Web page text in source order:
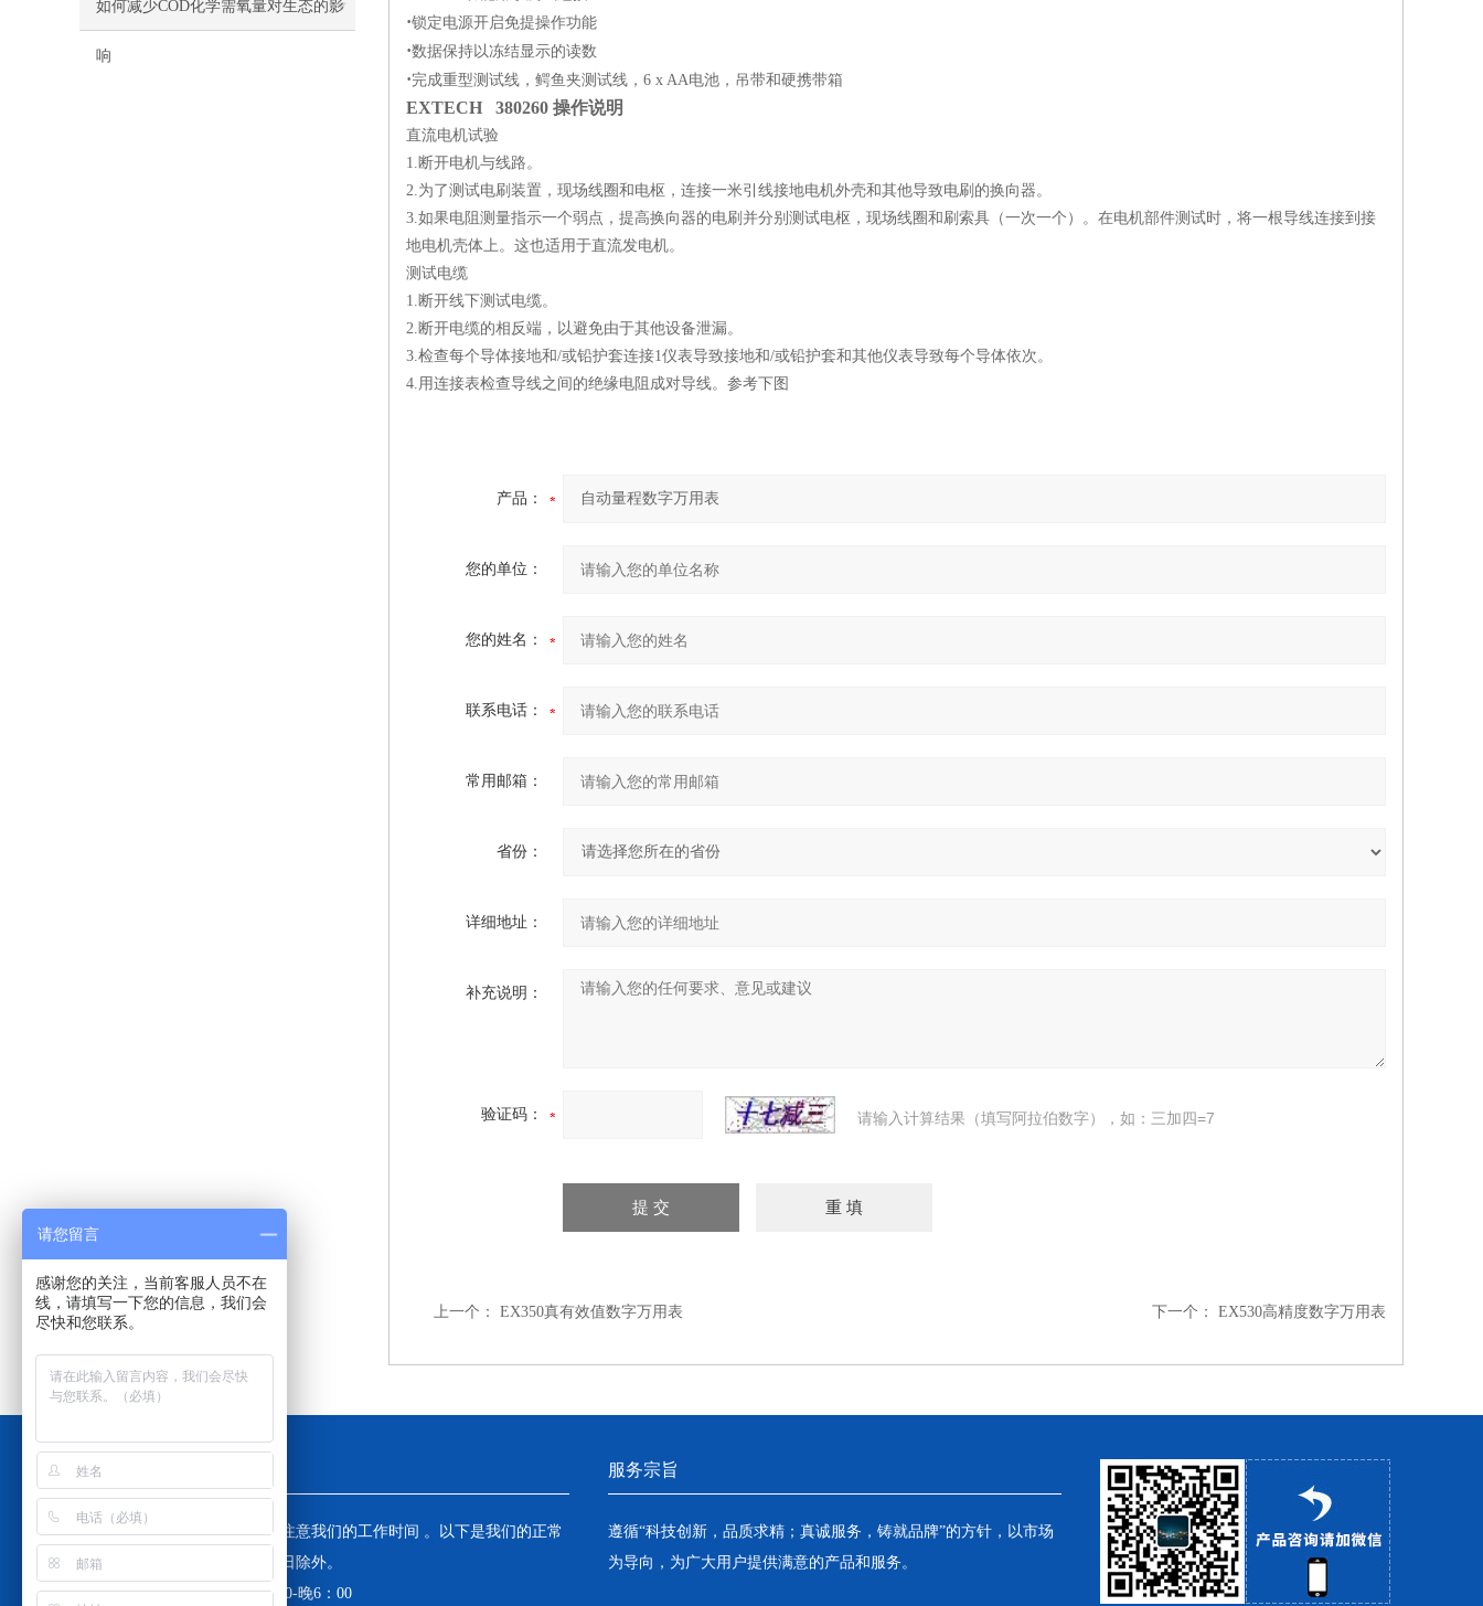
如何减少COD化学需氧量对生态的影
响
·锁定电源开启免提操作功能
·数据保持以冻结显示的读数
·完成重型测试线，鳄鱼夹测试线，6 x AA电池，吊带和硬携带箱
EXTECH 380260 操作说明
直流电机试验
1.断开电机与线路。
2.为了测试电刷装置，现场线圈和电枢，连接一米引线接地电机外壳和其他导致电刷的换向器。
3.如果电阻测量指示一个弱点，提高换向器的电刷并分别测试电枢，现场线圈和刷索具（一次一个）。在电机部件测试时，将一根导线连接到接
地电机壳体上。这也适用于直流发电机。
测试电缆
1.断开线下测试电缆。
2.断开电缆的相反端，以避免由于其他设备泄漏。
3.检查每个导体接地和/或铅护套连接1仪表导致接地和/或铅护套和其他仪表导致每个导体依次。
4.用连接表检查导线之间的绝缘电阻成对导线。参考下图
产品：
您的单位：
您的姓名：
联系电话：
常用邮箱：
省份：
详细地址：
补充说明：
验证码： 请输入计算结果（填写阿拉伯数字），如：三加四=7
上一个： EX350真有效值数字万用表 下一个： EX530高精度数字万用表
工作时间
为了避免不必要的等待，敬请注意我们的工作时间 。以下是我们的正常
工作时间，中国大陆法定节假日除外。
工作时间：周一至周五 早8：30-晚6：00
服务宗旨
遵循“科技创新，品质求精；真诚服务，铸就品牌”的方针，以市场
为导向，为广大用户提供满意的产品和服务。
请您留言
感谢您的关注，当前客服人员不在
线，请填写一下您的信息，我们会
尽快和您联系。